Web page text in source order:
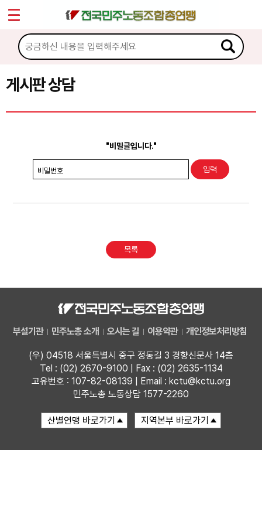
게시판 상담
"비밀글입니다."
비밀번호
목록
부설기관 민주노총 소개 오시는 길 이용약관 개인정보처리방침
(우) 04518 서울특별시 중구 정동길 3 경향신문사 14층
Tel : (02) 2670-9100 | Fax : (02) 2635-1134
고유번호 : 107-82-08139 | Email : kctu@kctu.org
민주노총 노동상담 1577-2260
마이페이지
소개
소식
노동상담
권리찾기수첩 검색
찾아보기
Sketchbook5, 스케치북5
Sketchbook5, 스케치북5